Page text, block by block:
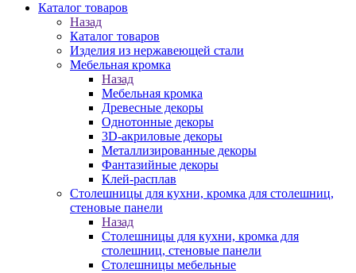
Каталог товаров
Назад
Каталог товаров
Изделия из нержавеющей стали
Мебельная кромка
Назад
Мебельная кромка
Древесные декоры
Однотонные декоры
3D-акриловые декоры
Металлизированные декоры
Фантазийные декоры
Клей-расплав
Столешницы для кухни, кромка для столешниц,
стеновые панели
Назад
Столешницы для кухни, кромка для
столешниц, стеновые панели
Столешницы мебельные